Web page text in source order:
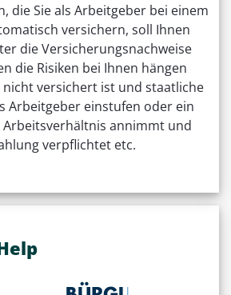
die Sie als Arbeitgeber bei einem
versichern, soll Ihnen
die Versicherungsnachweise
die Risiken bei Ihnen hängen
versichert ist und staatliche
Arbeitgeber einstufen oder ein
annimmt und
verpflichtet etc.